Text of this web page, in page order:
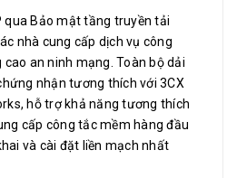
qua Bảo mật tầng truyền tải
nhà cung cấp dịch vụ công
an ninh mạng. Toàn bộ dải
nhận tương thích với 3CX
hỗ trợ khả năng tương thích
cấp công tắc mềm hàng đầu
và cài đặt liền mạch nhất